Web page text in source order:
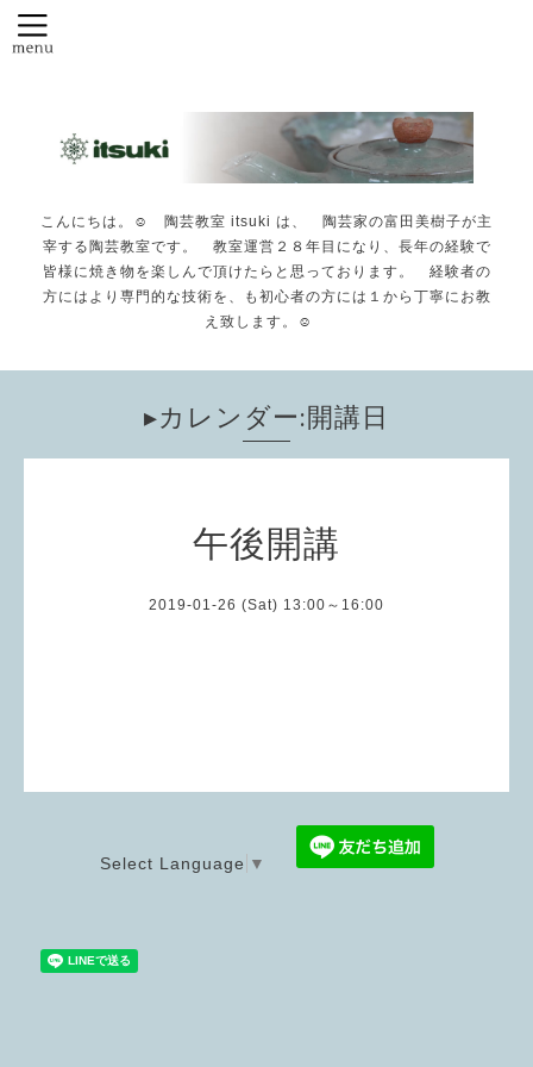
こんにちは。☺️ 陶芸教室 itsuki は、 陶芸家の富田美樹子が主
宰する陶芸教室です。 教室運営２８年目になり、長年の経験で
皆様に焼き物を楽しんで頂けたらと思っております。 経験者の
方にはより専門的な技術を、も初心者の方には１から丁寧にお教
え致します。☺️
▸カレンダー:開講日
午後開講
2019-01-26 (Sat) 13:00～16:00
Select Language ▼